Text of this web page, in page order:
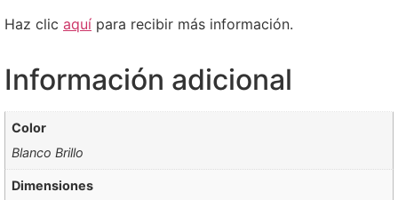
Haz clic aquí para recibir más información.
Información adicional
Color
Blanco Brillo
Dimensiones